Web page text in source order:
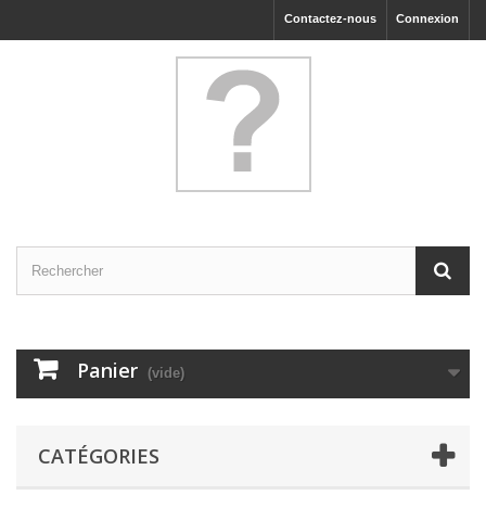
Connexion
Contactez-nous
Panier (vide)
CATÉGORIES